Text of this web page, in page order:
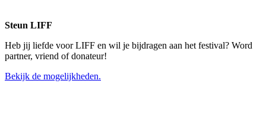
Steun LIFF
Heb jij liefde voor LIFF en wil je bijdragen aan het festival? Word
partner, vriend of donateur!
Bekijk de mogelijkheden.